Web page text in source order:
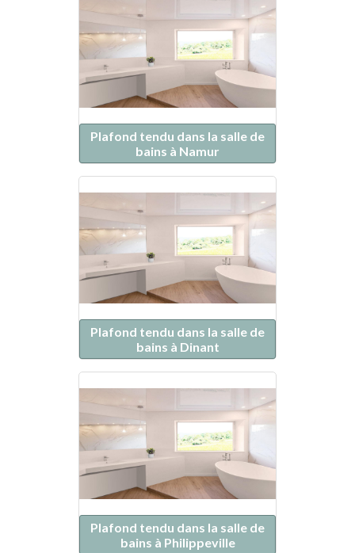
Plafond tendu dans la salle de
bains à Namur
Plafond tendu dans la salle de
bains à Dinant
Plafond tendu dans la salle de
bains à Philippeville